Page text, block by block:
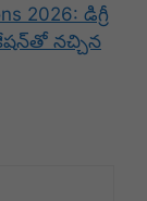
2026: డిగ్రీ
నచ్చిన